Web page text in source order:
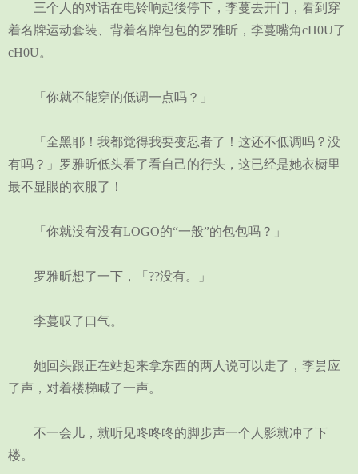
三个人的对话在电铃响起後停下，李蔓去开门，看到穿
着名牌运动套装、背着名牌包包的罗雅昕，李蔓嘴角cH0U了
cH0U。
「你就不能穿的低调一点吗？」
「全黑耶！我都觉得我要变忍者了！这还不低调吗？没
有吗？」罗雅昕低头看了看自己的行头，这已经是她衣橱里
最不显眼的衣服了！
「你就没有没有LOGO的“一般”的包包吗？」
罗雅昕想了一下，「??没有。」
李蔓叹了口气。
她回头跟正在站起来拿东西的两人说可以走了，李昙应
了声，对着楼梯喊了一声。
不一会儿，就听见咚咚咚的脚步声一个人影就冲了下
楼。